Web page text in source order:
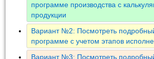
программе производства с
продукции
Вариант №2: Посмотреть
программе с учетом этапов
Вариант №3: Посмотреть